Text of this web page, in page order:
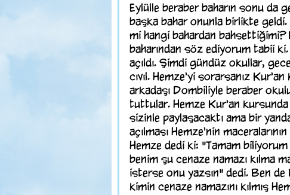
Eylülle beraber baharın sonu da
başka bahar onunla birlikte geldi.
mi hangi bahardan bahsettiğimi?
baharından söz ediyorum tabii
açıldı. Şimdi gündüz okullar,
cıvıl. Hemze'yi sorarsanız
arkadaşı Dombiliyle beraber
tuttular. Hemze Kur'an kursunda
sizinle paylaşacaktı ama bir
açılması Hemze'nin
Hemze dedi ki: "Tamam
benim şu cenaze namazı kılma
isterse onu yazsın" dedi. Ben
kimin cenaze namazını kılmış